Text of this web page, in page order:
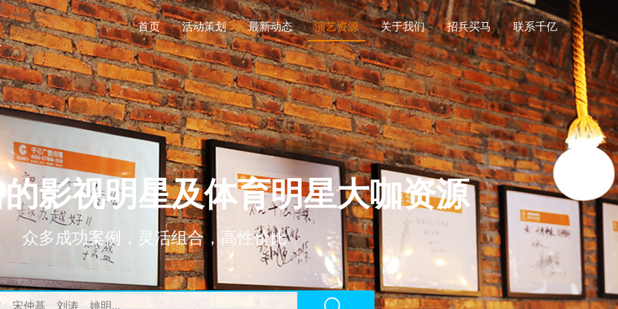
首页 活动策划 最新动态 演艺资源 关于我们 招兵买马 联系千亿
影视明星及体育明星大咖资源
众多成功案例，灵活组合，高性价比